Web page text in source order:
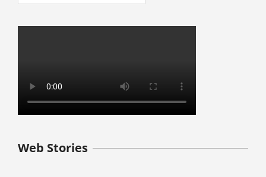
Web Stories
बुधवार के उपाय :
जिनसे हो गणेश जी